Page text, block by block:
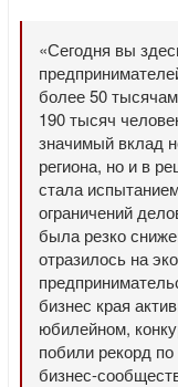
«Сегодня вы
более 50
190 тысяч
значимый вклад
региона, но и в
стала
ограничений
была резко
отразилось на
бизнес края
юбилейном,
побили рекорд
бизнес-